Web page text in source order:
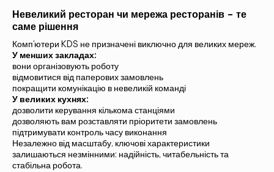
Невеликий ресторан чи мережа ресторанів – те
саме рішення
Комп'ютери KDS не призначені виключно для великих мереж.
У менших закладах:
вони організовують роботу
відмовитися від паперових замовлень
покращити комунікацію в невеликій команді
У великих кухнях:
дозволити керування кількома станціями
дозволяють вам розставляти пріоритети замовлень
підтримувати контроль часу виконання
Незалежно від масштабу, ключові характеристики
залишаються незмінними: надійність, читабельність та
стабільна робота.